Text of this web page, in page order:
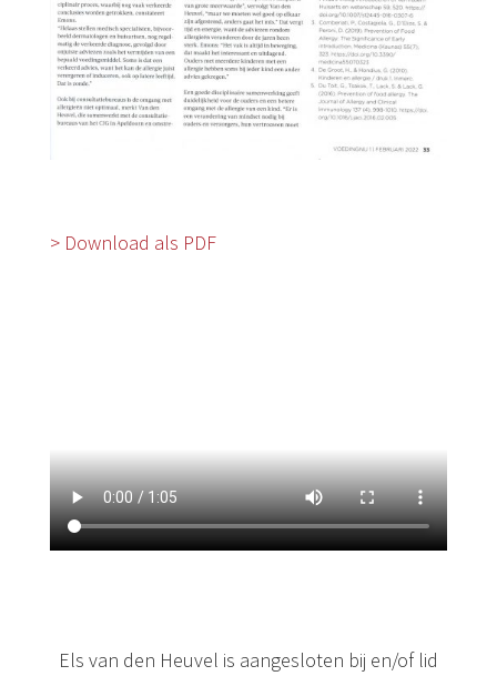
> Download als PDF
Els van den Heuvel is aangesloten bij en/of lid